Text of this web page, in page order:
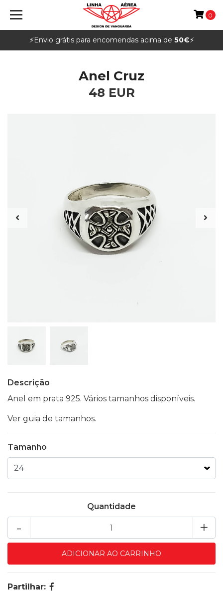
⚡️Envio grátis para encomendas acima de 50€⚡️
0
Anel Cruz
48 EUR
Descrição
Anel em prata 925. Vários tamanhos disponíveis.
Ver guia de tamanhos.
Tamanho
Quantidade
+
-
Partilhar: